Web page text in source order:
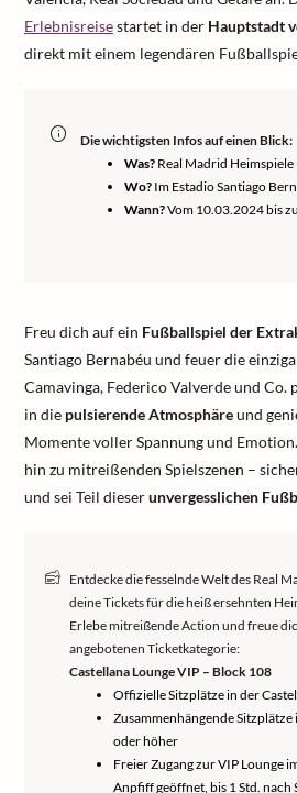
Erlebnisreisestartet in der Hauptstadt
direkt mit einem legendären
Die wichtigsten Infos auf einen Blick:
Was? Real Madrid Heimspiele
Wo? Im Estadio Santiago
Wann?Vom 10.03.2024 bis
Freu dich auf ein Fußballspiel der
Santiago Bernabéu und feuer die
Camavinga, Federico Valverde und Co.
in die pulsierende Atmosphäreund
Momente voller Spannung und
hin zu mitreißenden Spielszenen –
und sei Teil dieserunvergesslichen
Entdecke die fesselnde Welt des Real
deine Tickets für die heiß ersehnten
Erlebe mitreißende Action und freue
angebotenen Ticketkategorie:
Castellana Lounge VIP – Block 108
Offizielle Sitzplätze in der
Zusammenhängende Sitzplätze
oder höher
Freier Zugang zur VIP Lounge
Anpfiff geöffnet, bis 1 Std. nach